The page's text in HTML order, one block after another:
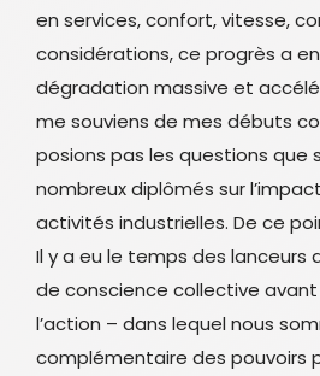
en services, confort, vitesse,
considérations, ce progrès a
dégradation massive et
me souviens de mes débuts
posions pas les questions que
nombreux diplômés sur
activités industrielles. De ce
Il y a eu le temps des lanceurs
de conscience collective avant
l’action – dans lequel nous
complémentaire des pouvoirs